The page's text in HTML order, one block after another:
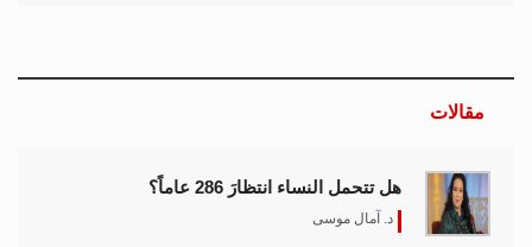
مقالات
هل تتحمل النساء انتظارَ 286 عاماً؟
د. آمال موسى